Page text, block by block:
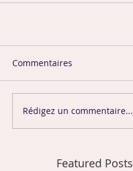
Commentaires
Rédigez un commentaire...
Featured Posts